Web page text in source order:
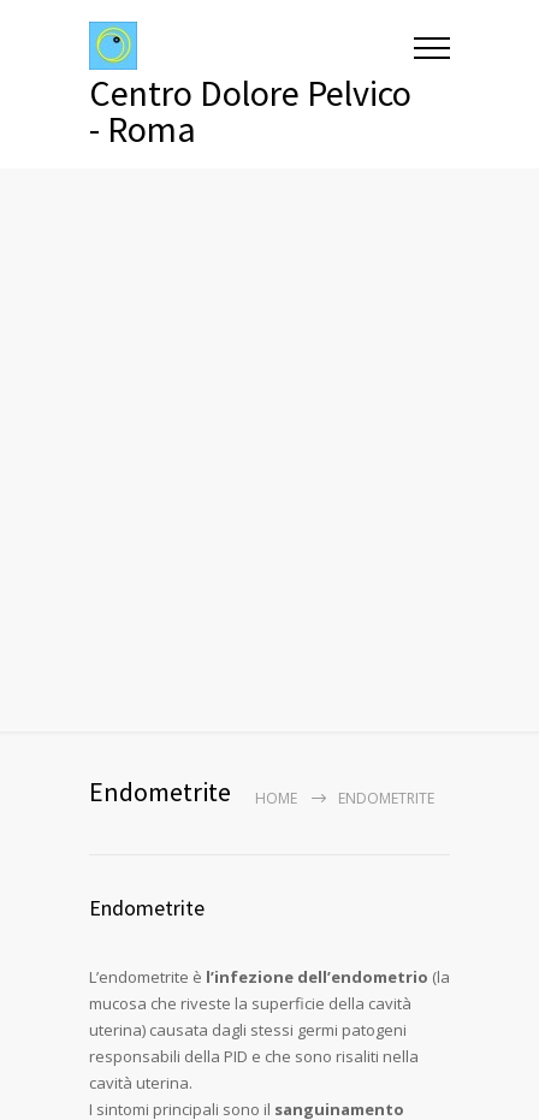
Centro Dolore Pelvico
- Roma
Endometrite HOME ENDOMETRITE
Endometrite
L’endometrite è l’infezione dell’endometrio (la
mucosa che riveste la superficie della cavità
uterina) causata dagli stessi germi patogeni
responsabili della PID e che sono risaliti nella
cavità uterina.
I sintomi principali sono il sanguinamento